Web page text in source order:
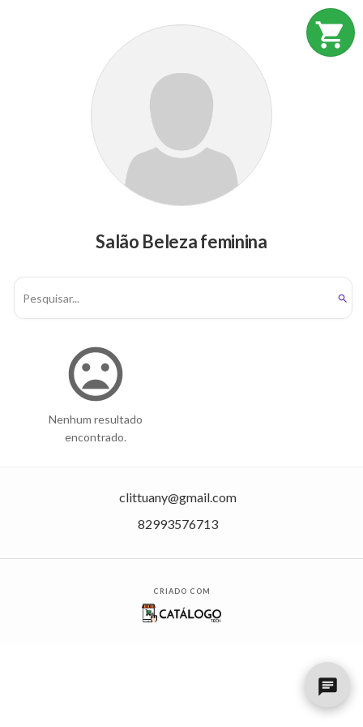
shopping_cart
chat
Salão Beleza feminina
search
mood_bad
Nenhum resultado
encontrado.
clittuany@gmail.com
82993576713
CRIADO COM